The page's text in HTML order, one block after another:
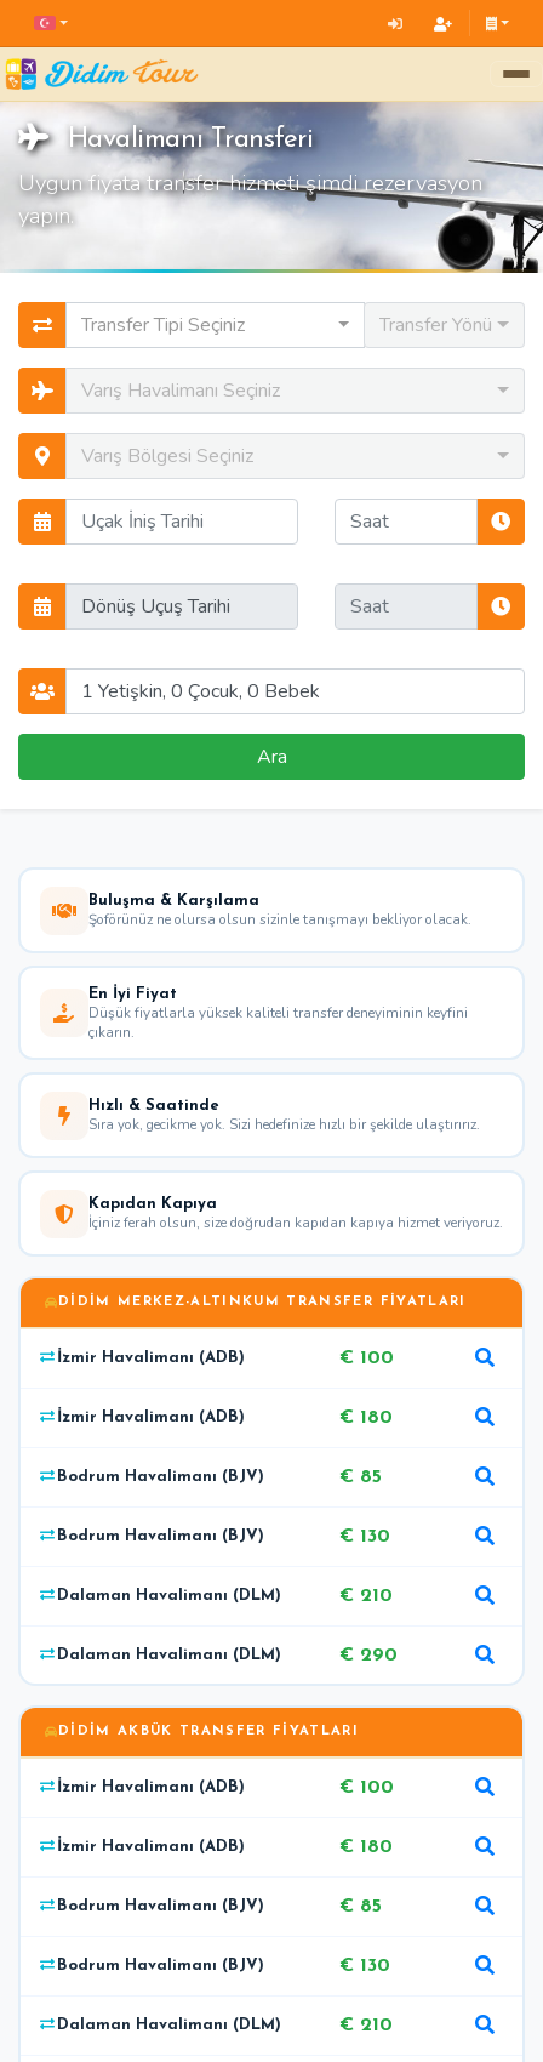
Havalimanı Transferi
Uygun fiyata transfer hizmeti şimdi rezervasyon
yapın.
Transfer Tipi Seçiniz Transfer Yönü
Varış Havalimanı Seçiniz
Varış Bölgesi Seçiniz
Ara
Buluşma & Karşılama
Şoförünüz ne olursa olsun sizinle tanışmayı bekliyor olacak.
En İyi Fiyat
Düşük fiyatlarla yüksek kaliteli transfer deneyiminin keyfini
çıkarın.
Hızlı & Saatinde
Sıra yok, gecikme yok. Sizi hedefinize hızlı bir şekilde ulaştırırız.
Kapıdan Kapıya
İçiniz ferah olsun, size doğrudan kapıdan kapıya hizmet veriyoruz.
DIDIM MERKEZ-ALTINKUM TRANSFER FIYATLARI
İzmir Havalimanı (ADB) € 100
İzmir Havalimanı (ADB) € 180
Bodrum Havalimanı (BJV) € 85
Bodrum Havalimanı (BJV) € 130
Dalaman Havalimanı (DLM) € 210
Dalaman Havalimanı (DLM) € 290
DIDIM AKBÜK TRANSFER FIYATLARI
İzmir Havalimanı (ADB) € 100
İzmir Havalimanı (ADB) € 180
Bodrum Havalimanı (BJV) € 85
Bodrum Havalimanı (BJV) € 130
Dalaman Havalimanı (DLM) € 210